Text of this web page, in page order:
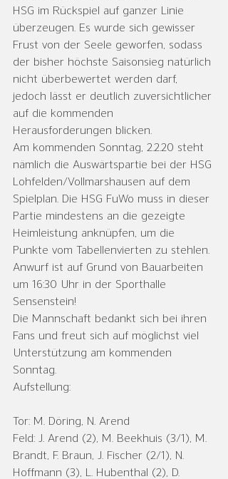
HSG im Rückspiel auf ganzer Linie
überzeugen. Es wurde sich gewisser
Frust von der Seele geworfen, sodass
der bisher höchste Saisonsieg natürlich
nicht überbewertet werden darf,
jedoch lässt er deutlich zuversichtlicher
auf die kommenden
Herausforderungen blicken.
Am kommenden Sonntag, 2.2.20 steht
nämlich die Auswärtspartie bei der HSG
Lohfelden/Vollmarshausen auf dem
Spielplan. Die HSG FuWo muss in dieser
Partie mindestens an die gezeigte
Heimleistung anknüpfen, um die
Punkte vom Tabellenvierten zu stehlen.
Anwurf ist auf Grund von Bauarbeiten
um 16:30 Uhr in der Sporthalle
Sensenstein!
Die Mannschaft bedankt sich bei ihren
Fans und freut sich auf möglichst viel
Unterstützung am kommenden
Sonntag.
Aufstellung:
Tor: M. Döring, N. Arend
Feld: J. Arend (2), M. Beekhuis (3/1), M.
Brandt, F. Braun, J. Fischer (2/1), N.
Hoffmann (3), L. Hubenthal (2), D.